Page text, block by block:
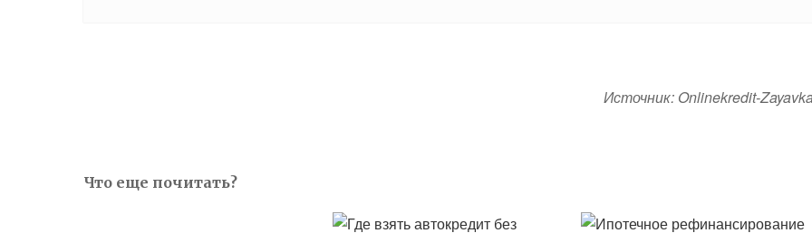
Источник: Onlinekredit-
Что еще почитать?